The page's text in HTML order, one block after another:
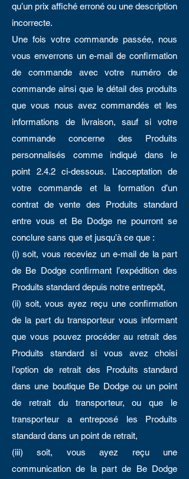
qu’un prix affiché erroné ou une description
incorrecte.
Une fois votre commande passée, nous
vous enverrons un e-mail de confirmation
de commande avec votre numéro de
commande ainsi que le détail des produits
que vous nous avez commandés et les
informations de livraison, sauf si votre
commande concerne des Produits
personnalisés comme indiqué dans le
point 2.4.2 ci-dessous. L’acceptation de
votre commande et la formation d’un
contrat de vente des Produits standard
entre vous et Be Dodge ne pourront se
conclure sans que et jusqu’à ce que :
(i) soit, vous receviez un e-mail de la part
de Be Dodge confirmant l’expédition des
Produits standard depuis notre entrepôt,
(ii) soit, vous ayez reçu une confirmation
de la part du transporteur vous informant
que vous pouvez procéder au retrait des
Produits standard si vous avez choisi
l’option de retrait des Produits standard
dans une boutique Be Dodge ou un point
de retrait du transporteur, ou que le
transporteur a entreposé les Produits
standard dans un point de retrait,
(iii) soit, vous ayez reçu une
communication de la part de Be Dodge